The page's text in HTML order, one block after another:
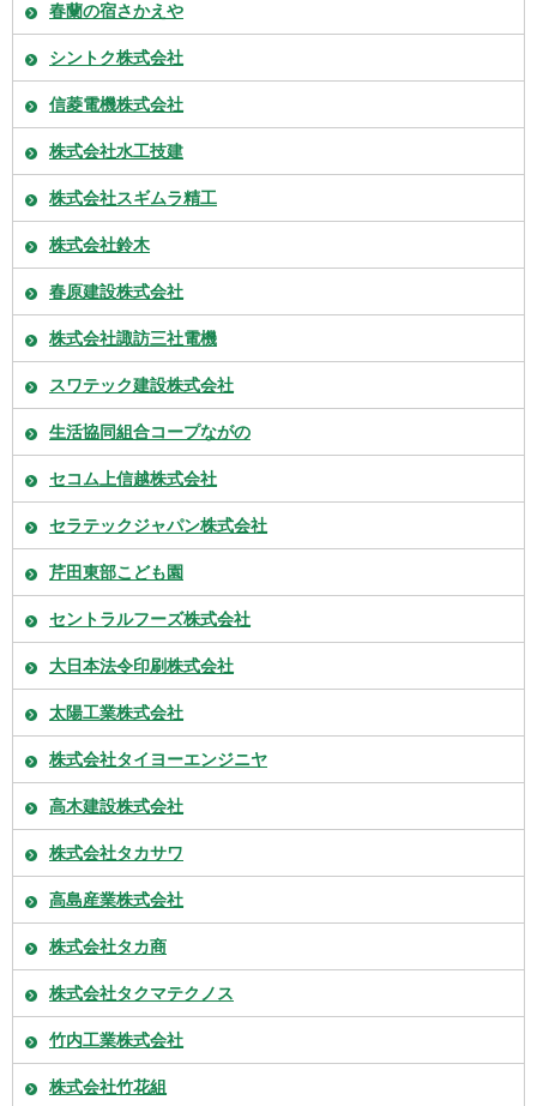
春蘭の宿さかえや
シントク株式会社
信菱電機株式会社
株式会社水工技建
株式会社スギムラ精工
株式会社鈴木
春原建設株式会社
株式会社諏訪三社電機
スワテック建設株式会社
生活協同組合コープながの
セコム上信越株式会社
セラテックジャパン株式会社
芹田東部こども園
セントラルフーズ株式会社
大日本法令印刷株式会社
太陽工業株式会社
株式会社タイヨーエンジニヤ
高木建設株式会社
株式会社タカサワ
高島産業株式会社
株式会社タカ商
株式会社タクマテクノス
竹内工業株式会社
株式会社竹花組